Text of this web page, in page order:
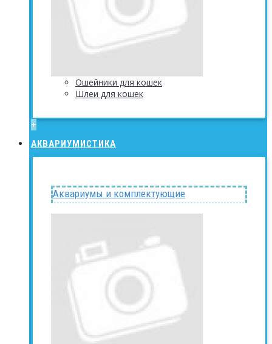
Ошейники для кошек
Шлеи для кошек
+
АКВАРИУМИСТИКА
Аквариумы и комплектующие